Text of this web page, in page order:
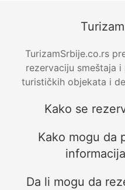
TurizamSrbije.co.rs
rezervaciju smeštaja
turističkih objekata i
Kako se
Kako mogu da
Da li mogu da